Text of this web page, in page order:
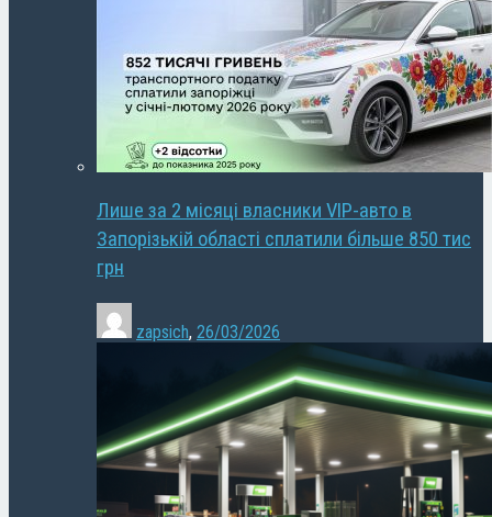
Лише за 2 місяці власники VIP-авто в
Запорізькій області сплатили більше 850 тис
грн
zapsich, 26/03/2026